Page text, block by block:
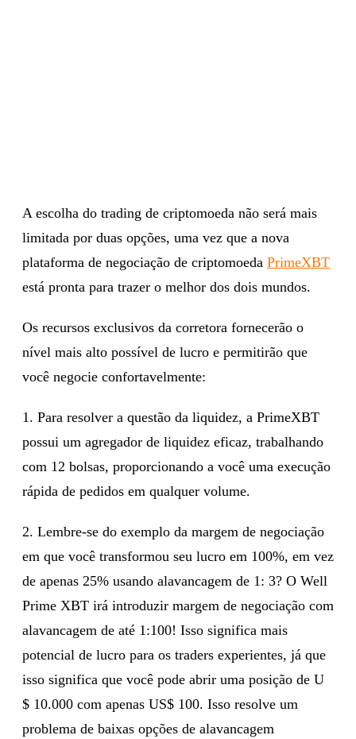
A escolha do trading de criptomoeda não será mais
limitada por duas opções, uma vez que a nova
plataforma de negociação de criptomoeda PrimeXBT
está pronta para trazer o melhor dos dois mundos.
Os recursos exclusivos da corretora fornecerão o
nível mais alto possível de lucro e permitirão que
você negocie confortavelmente:
1. Para resolver a questão da liquidez, a PrimeXBT
possui um agregador de liquidez eficaz, trabalhando
com 12 bolsas, proporcionando a você uma execução
rápida de pedidos em qualquer volume.
2. Lembre-se do exemplo da margem de negociação
em que você transformou seu lucro em 100%, em vez
de apenas 25% usando alavancagem de 1: 3? O Well
Prime XBT irá introduzir margem de negociação com
alavancagem de até 1:100! Isso significa mais
potencial de lucro para os traders experientes, já que
isso significa que você pode abrir uma posição de U
$ 10.000 com apenas US$ 100. Isso resolve um
problema de baixas opções de alavancagem